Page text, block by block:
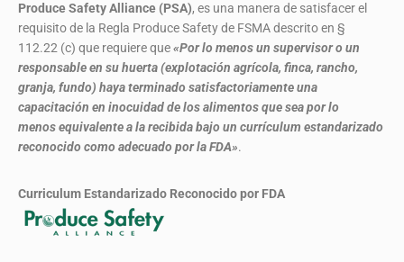
Produce Safety Alliance (PSA), es una manera de satisfacer el
requisito de la Regla Produce Safety de FSMA descrito en §
112.22 (c) que requiere que«Por lo menos un supervisor o un
responsable en su huerta (explotación agrícola, finca, rancho,
granja, fundo) haya terminado satisfactoriamente una
capacitación en inocuidad de los alimentos que sea por lo
menos equivalente a la recibida bajo un currículum estandarizado
reconocido como adecuado por la FDA».
Curriculum Estandarizado Reconocido por FDA